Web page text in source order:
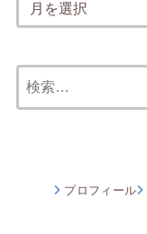
プロフィール